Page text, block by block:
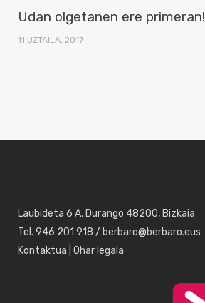
Udan olgetanen ere primeran!
11 UZTAILA, 2017
Laubideta 6 A, Durango 48200, Bizkaia
Tel. 946 201 918 / berbaro@berbaro.eus
Kontaktua Ohar legala